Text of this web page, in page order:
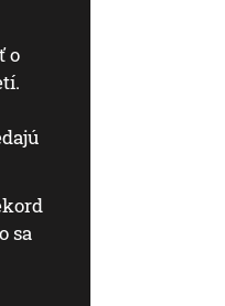
o
sa